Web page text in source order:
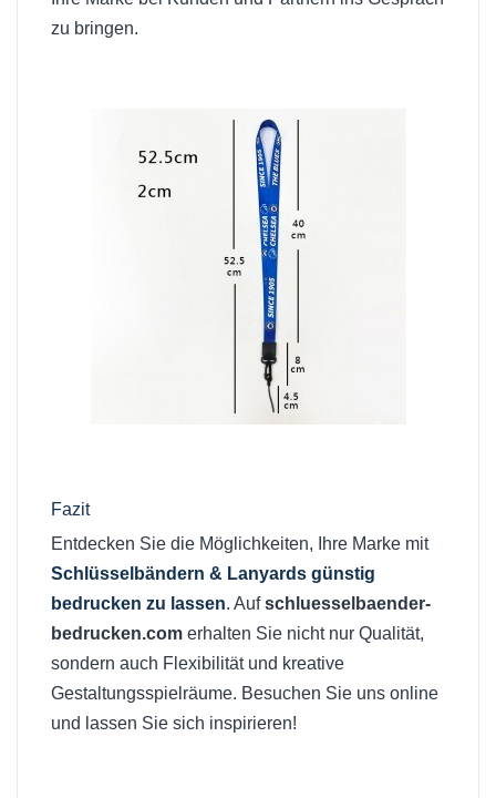
zu bringen.
Fazit
Entdecken Sie die Möglichkeiten, Ihre Marke mit
Schlüsselbändern & Lanyards günstig
bedrucken zu lassen. Aufschluesselbaender-
bedrucken.com erhalten Sie nicht nur Qualität,
sondern auch Flexibilität und kreative
Gestaltungsspielräume. Besuchen Sie uns online
und lassen Sie sich inspirieren!